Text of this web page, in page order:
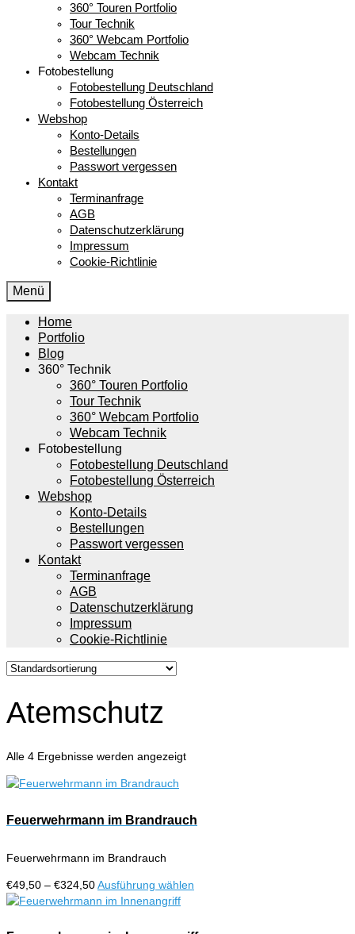
360° Touren Portfolio
Tour Technik
360° Webcam Portfolio
Webcam Technik
Fotobestellung
Fotobestellung Deutschland
Fotobestellung Österreich
Webshop
Konto-Details
Bestellungen
Passwort vergessen
Kontakt
Terminanfrage
AGB
Datenschutzerklärung
Impressum
Cookie-Richtlinie
Menü
Home
Portfolio
Blog
360° Technik
360° Touren Portfolio
Tour Technik
360° Webcam Portfolio
Webcam Technik
Fotobestellung
Fotobestellung Deutschland
Fotobestellung Österreich
Webshop
Konto-Details
Bestellungen
Passwort vergessen
Kontakt
Terminanfrage
AGB
Datenschutzerklärung
Impressum
Cookie-Richtlinie
Atemschutz
Alle 4 Ergebnisse werden angezeigt
Feuerwehrmann im Brandrauch
Feuerwehrmann im Brandrauch
€49,50 – €324,50Preisspanne:
€49,50
€324,50
Ausführung wählen
mehrere